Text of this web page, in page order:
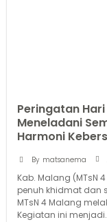
Peringatan
Meneladani
Harmoni
By matsanema
Kab. Malang (MTsN
penuh khidmat dan
MTsN 4 Malang
Kegiatan ini